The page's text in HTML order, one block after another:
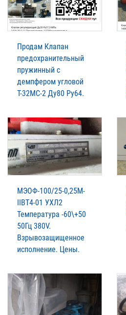
Продам Клапан
предохранительный
пружинный с
демпфером угловой
Т-32МС-2 Ду80 Ру64.
МЭОФ-100/25-0,25М-
IIВТ4-01 УХЛ2
Температура -60\+50
50Гц 380V.
Взрывозащищенное
исполнение. Цены.